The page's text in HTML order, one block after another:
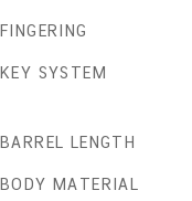
FINGERING
KEY SYSTEM
BARREL LENGTH
BODY MATERIAL